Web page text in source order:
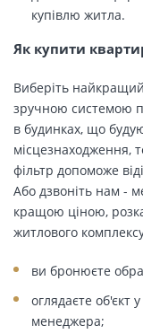
купівлю житла.
Як купити
Виберіть
зручною системою
в будинках, що
місцезнаходження,
фільтр допоможе
Або дзвоніть нам -
кращою ціною,
житлового
ви бронюєте
оглядаєте об'єкт
менеджера;